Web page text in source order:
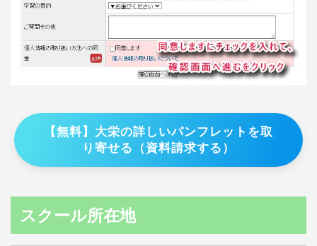
【無料】大栄の詳しいパンフレットを取
り寄せる（資料請求する）
スクール所在地